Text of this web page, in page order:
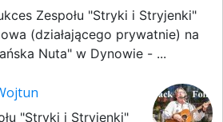
Zespołu "Stryki i Stryjenki"
(działającego prywatnie) na
Nuta" w Dynowie - ...
"Stryki i Stryjenki"